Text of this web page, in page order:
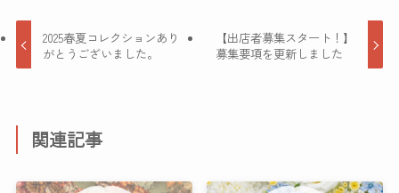
2025春夏コレクションあり
がとうございました。
【出店者募集スタート！】
募集要項を更新しました
関連記事